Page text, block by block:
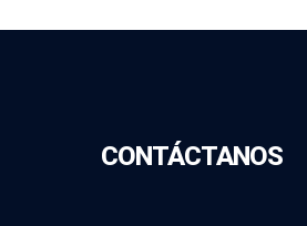
CONTÁCTANOS